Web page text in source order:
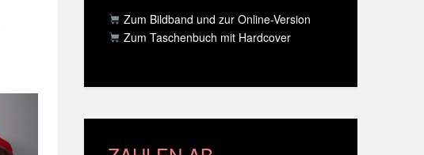
Zum Bildband und zur Online-Version
Zum Taschenbuch mit Hardcover